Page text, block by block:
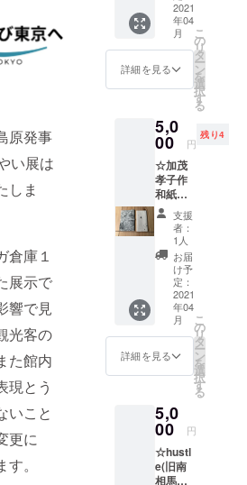
原発事
い展は
しま
倉庫１
展示で
響で見
光客の
た館内
現とう
いこと
更に
。
お名前
をお知
らせく
ださ
い。掲
の旨ご
記載く
ださい)
チケッ
トの郵
送はあ
りませ
ん。 当
日受付
にてお
名前を
お伝え
下さ
い。
た小冊
子。モ
デルさ
んに
なった
お母さ
んたち
言葉に
様々な
思いが
こみ上
げま
す。 ・
サンク
スメー
ル ・会
場エン
トラン
スにて
ご芳名
掲示(備
考欄に
てご芳
名のお
さい。
掲示不
要の方
は、そ
の旨ご
2021
年04
月
詳細を見る
こ
の
リ
タ
ー
ン
を
選
択
す
る
5,0
00 円
残り4
☆加茂
孝子作
和紙レ
ター
セット
・サン
クス
メール
・会場
エント
ランス
にてご
芳名掲
示(備考
欄にて
ご芳名
前をお
知らせ
くださ
い。掲
示不要
支援
者：
1人
お届
け予
定：
2021
年04
月
詳細を見る
こ
の
リ
タ
ー
ン
を
選
択
す
る
5,0
00 円
☆hustl
e(旧南
相馬